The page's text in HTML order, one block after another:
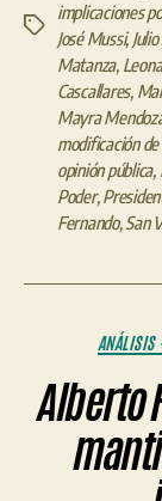
Etiquetas
implicaciones
José Mussi,
Matanza,
Cascallares,
Mayra
modificación
opinión pública,
Poder,
Fernando,San
ANÁLISIS
Alberto